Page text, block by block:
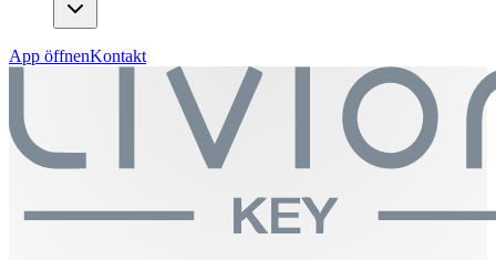
App öffnenKontakt